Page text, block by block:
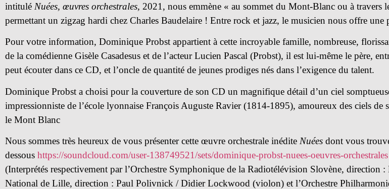
intitulé Nuées, œuvres orchestrales, 2021, nous emmène « au sommet du Mont-Blanc ou à travers
permettant un zigzag hardi chez Charles Baudelaire ! Entre rock et jazz, le musicien nous offre une
Pour votre information, Dominique Probst appartient à cette incroyable famille, nombreuse,
de la comédienne Gisèle Casadesus et de l’acteur Lucien Pascal (Probst), il est lui-même le père,
peut écouter dans ce CD, et l’oncle de quantité de jeunes prodiges nés dans l’exigence du talent.
Dominique Probst a choisi pour la couverture de son CD un magnifique détail d’un ciel
impressionniste de l’école lyonnaise François Auguste Ravier (1814-1895), amoureux des ciels de
le Mont Blanc
Nous sommes très heureux de vous présenter cette œuvre orchestrale inédite Nuées dont vous
dessous https://soundcloud.com/user-138749521/sets/dominique-probst-nuees-oeuvres-orchestrales
(Interprétés respectivement par l’Orchestre Symphonique de la Radiotélévision Slovène, direction
National de Lille, direction : Paul Polivnick / Didier Lockwood (violon) et l’Orchestre